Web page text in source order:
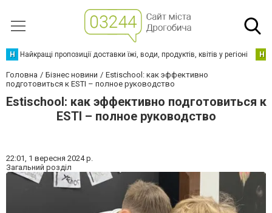
Н Найкращі пропозиції доставки їжі, води, продуктів, квітів у регіоні Н
Головна Бізнес новини
Estischool: как эффективно
подготовиться к ESTI – полное руководство
Estischool: как эффективно подготовиться к
ESTI – полное руководство
22:01, 1 вересня 2024 р.
Загальний розділ